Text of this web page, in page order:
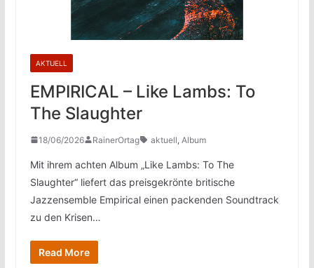
AKTUELL
EMPIRICAL – Like Lambs: To
The Slaughter
18/06/2026 RainerOrtag aktuell, Album
Mit ihrem achten Album „Like Lambs: To The
Slaughter“ liefert das preisgekrönte britische
Jazzensemble Empirical einen packenden Soundtrack
zu den Krisen…
Read More